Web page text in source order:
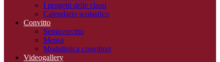
I progetti delle classi
Calendario scolastico
Convitto
Semiconvitto
Mensa
Modulistica convittori
Videogallery